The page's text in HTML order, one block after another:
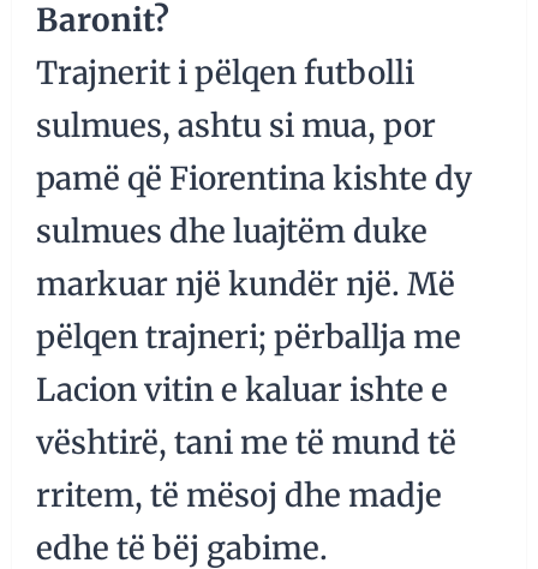
Baronit?
Trajnerit i pëlqen futbolli
sulmues, ashtu si mua, por
pamë që Fiorentina kishte dy
sulmues dhe luajtëm duke
markuar një kundër një. Më
pëlqen trajneri; përballja me
Lacion vitin e kaluar ishte e
vështirë, tani me të mund të
rritem, të mësoj dhe madje
edhe të bëj gabime.